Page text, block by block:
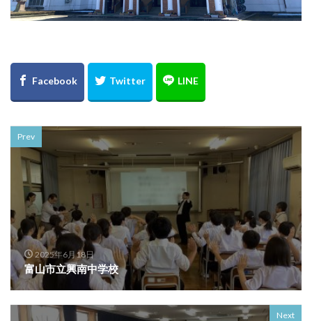
Prev
2025年6月18日
富山市立興南中学校
Next